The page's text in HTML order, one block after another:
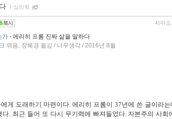
ｌ 심리학
시이소
가 - 에리히 프롬 진짜 삶을 말하다
엮음, 장혜경 옮김 / 나무생각 / 2016년 8월
게 도래하기 마련이다. 에리히 프롬이 37년에 쓴 글이라는
다. 최근 들어 또 다시 무기력에 빠져들었다. 자본주의 사회